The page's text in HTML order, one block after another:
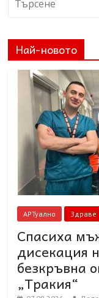
Най-новото
АРТуално Здраве
Спасиха
дисекация
безкръвна
„Тракия“